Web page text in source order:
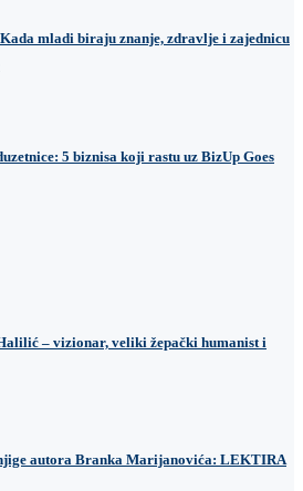
Kada mladi biraju znanje, zdravlje i zajednicu
5 biznisa koji rastu uz BizUp Goes
– vizionar, veliki žepački humanist i
autora Branka Marijanovića: LEKTIRA